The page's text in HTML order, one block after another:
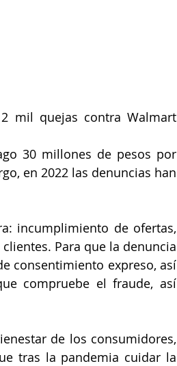
mil quejas contra Walmart
en 2022 las denuncias han
incumplimiento de ofertas,
Para que la denuncia
consentimiento expreso, así
compruebe el fraude, así
de los consumidores,
tras la pandemia cuidar la